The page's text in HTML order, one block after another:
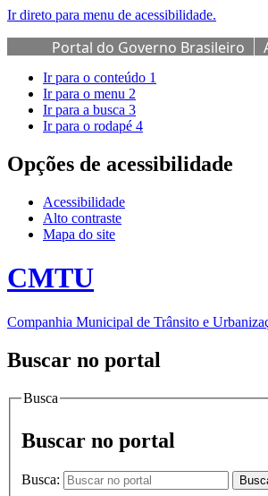
Ir direto para menu de acessibilidade.
Portal do Governo Brasileiro
Ir para o conteúdo 1
Ir para o menu 2
Ir para a busca 3
Ir para o rodapé 4
Opções de acessibilidade
Acessibilidade
Alto contraste
Mapa do site
CMTU
Companhia Municipal de Trânsito e
Buscar no portal
Busca
Buscar no portal
Busca: